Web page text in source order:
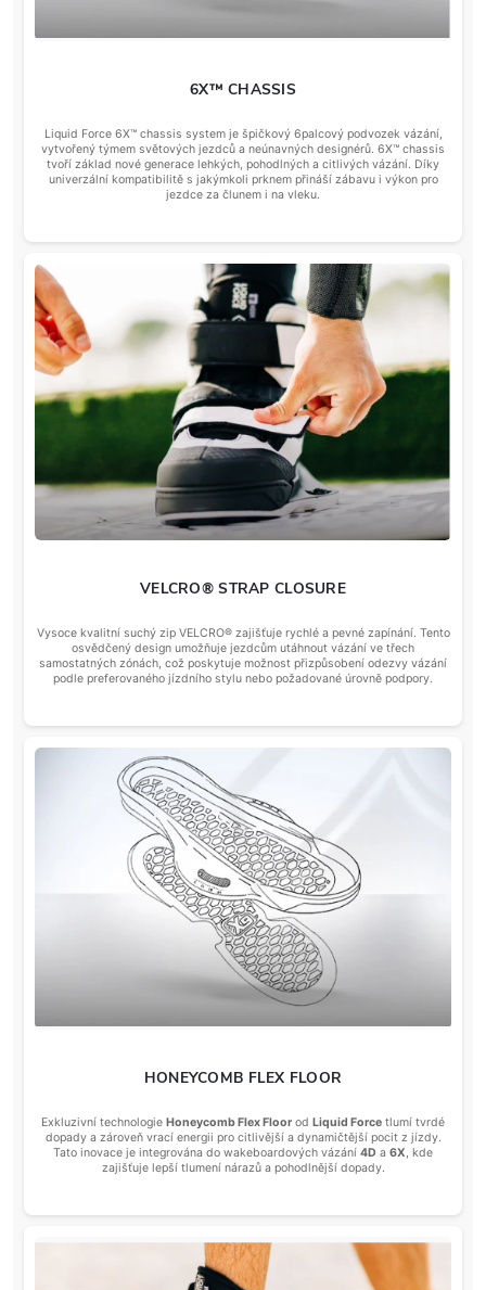
6X™ CHASSIS
Liquid Force 6X™ chassis system je špičkový 6palcový podvozek vázání,
vytvořený týmem světových jezdců a neúnavných designérů. 6X™ chassis
tvoří základ nové generace lehkých, pohodlných a citlivých vázání. Díky
univerzální kompatibilitě s jakýmkoli prknem přináší zábavu i výkon pro
jezdce za člunem i na vleku.
VELCRO® STRAP CLOSURE
Vysoce kvalitní suchý zip VELCRO® zajišťuje rychlé a pevné zapínání. Tento
osvědčený design umožňuje jezdcům utáhnout vázání ve třech
samostatných zónách, což poskytuje možnost přizpůsobení odezvy vázání
podle preferovaného jízdního stylu nebo požadované úrovně podpory.
HONEYCOMB FLEX FLOOR
Exkluzivní technologie Honeycomb Flex Floor od Liquid Force tlumí tvrdé
dopady a zároveň vrací energii pro citlivější a dynamičtější pocit z jízdy.
Tato inovace je integrována do wakeboardových vázání 4D a 6X, kde
zajišťuje lepší tlumení nárazů a pohodlnější dopady.